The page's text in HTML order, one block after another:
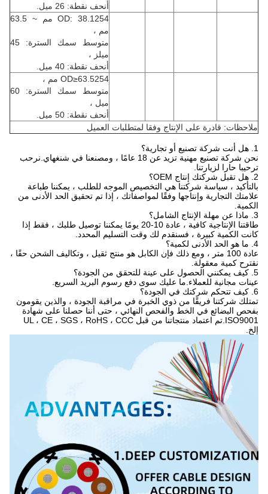
أنحف نقطة: 26 ميل.
OD: 38.1254 مم ~ 63.5
مم ،
متوسط ​​سمك السترة: 45
ميلز ،
أنحف نقطة: 40 ميل.
OD≥63.5254 مم ،
متوسط ​​سمك السترة: 60
ميل ،
أنحف نقطة: 50 ميل.
ملاحظات: قادرة على الإنتاج وفقا لمتطلبات العميل
1. هل أنت شركة تصنيع أو تجارية؟
نحن شركة تصنيع مهنية تزيد عن 18 عامًا ، ومصنعنا في شنغهاي.نرحب
ترحيبا حارا لزيارتنا.
2. هل تقبل شركتك إنتاج OEM؟
بالتأكيد ، سياسة شركتنا هي التخصيص الموجه للطلب ، يمكننا طباعة
علامتك التجارية وإنتاجها وفقًا لمواصفاتك ، إذا تم تحقيق الحد الأدنى من
الكمية.
3. ماذا عن مهلة الإنتاج الشامل؟
طاقتنا الإنتاجية كافية ، عادة 10-20 يومًا يمكننا توصيل طلبك ، فقط إذا
كانت الكمية كبيرة ، فسنقدم لك وقت التسليم المحدد.
4. ما هو الحد الأدنى لكمية؟
عادة 100 متر ، ومع ذلك فإن الكابل هو منتج ثقيل ، وتكاليف الشحن حقًا ،
نقترح كمية معقولة.
5. كيف يمكنني الحصول على عينة للتحقق من الجودة؟
عينات مجانية للعملاء.ما عليك سوى دفع رسوم البريد السريع.
6. كيف تتحكم شركتك في الجودة؟
تمتلك شركتنا فريقًا من ذوي الخبرة في مراقبة الجودة ، والذين يقومون
بفحص البضائع في الخط والفحص النهائي ، حتى أننا حصلنا على شهادة
ISO9001.تم اعتماد منتجاتنا من قبل UL ، CE ، SGS ، RoHS ، CCC
إلخ.